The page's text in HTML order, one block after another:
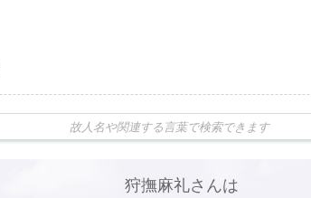
狩撫麻礼さんは